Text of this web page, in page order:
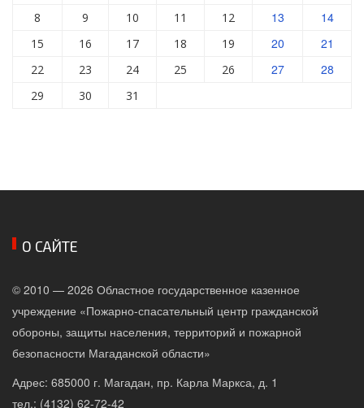
8 9 10 11 12 13 14
15 16 17 18 19 20 21
22 23 24 25 26 27 28
29 30 31
О САЙТЕ
© 2010 — 2026 Областное государственное казенное
учреждение «Пожарно-спасательный центр гражданской
обороны, защиты населения, территорий и пожарной
безопасности Магаданской области»
Адрес: 685000 г. Магадан, пр. Карла Маркса, д. 1
тел.: (4132) 62-72-42